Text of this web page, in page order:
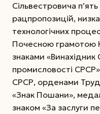
Сільвестровича
рацпропозицій,
технологічних
Почесною грамотою
знаками «Винахідник
промисловості
СРСР, орденами
«Знак Пошани»,
знаком «За заслуги